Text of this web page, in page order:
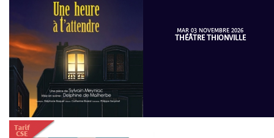
MAR 03 NOVEMBRE 2026
THÉÂTRE THIONVILLE